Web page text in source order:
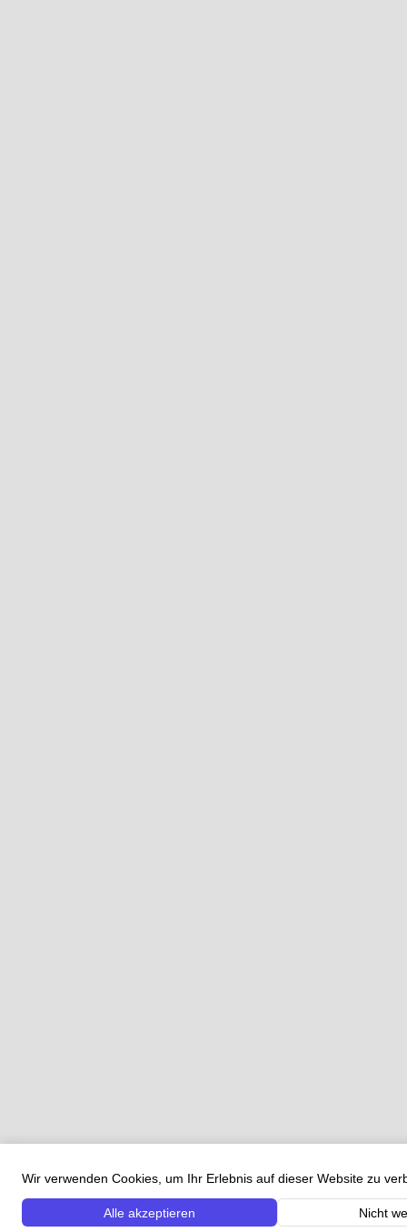
Wir verwenden Cookies, um Ihr Erlebnis auf dieser Website zu
Alle akzeptieren Nicht